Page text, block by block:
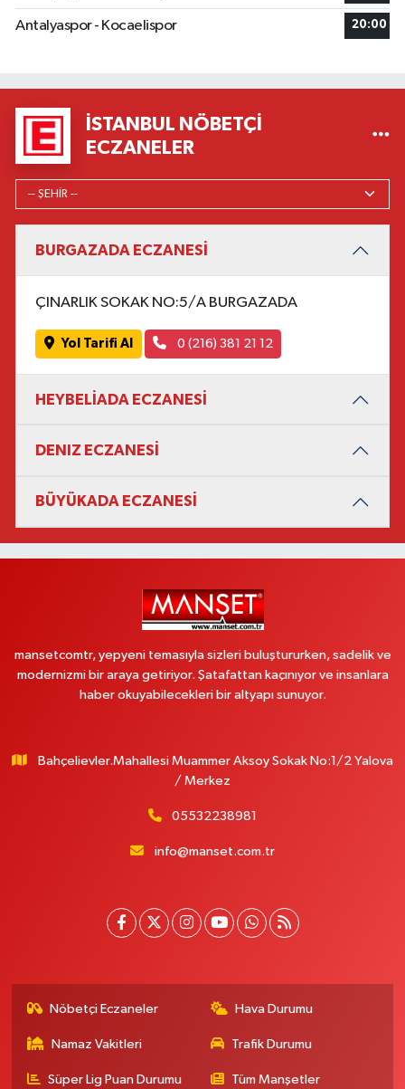
Antalyaspor - Kocaelispor 20:00
İSTANBUL NÖBETÇI
ECZANELER
BURGAZADA ECZANESİ
ÇINARLIK SOKAK NO:5/A BURGAZADA
Yol Tarifi Al 0 (216) 381 21 12
HEYBELİADA ECZANESİ
DENIZ ECZANESİ
BÜYÜKADA ECZANESİ
mansetcomtr, yepyeni temasıyla sizleri buluştururken, sadelik ve
modernizmi bir araya getiriyor. Şatafattan kaçınıyor ve insanlara
haber okuyabilecekleri bir altyapı sunuyor.
Bahçelievler.Mahallesi Muammer Aksoy Sokak No:1/2 Yalova
/ Merkez
05532238981
info@manset.com.tr
Nöbetçi Eczaneler Hava Durumu
Namaz Vakitleri Trafik Durumu
Süper Lig Puan Durumu Tüm Manşetler